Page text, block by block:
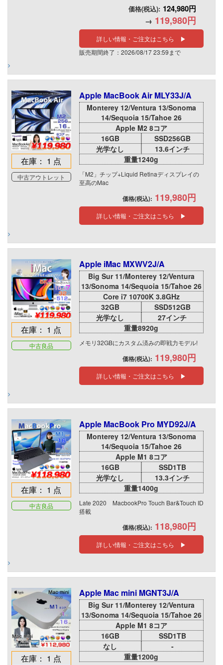
価格(税込): 124,980円
→ 119,980円
詳しい情報・ご注文はこちら ▶
販売期間終了：2026/08/17 23:59まで
在庫： 1 点
中古アウトレット
Apple MacBook Air MLY33J/A
Monterey 12/Ventura 13/Sonoma
14/Sequoia 15/Tahoe 26
Apple M2 8コア
16GB
SSD256GB
光学なし
13.6インチ
重量1240g
「M2」チップ+Liquid Retinaディスプレイの
至高のMac
価格(税込): 119,980円
詳しい情報・ご注文はこちら ▶
在庫： 1 点
中古良品
Apple iMac MXWV2J/A
Big Sur 11/Monterey 12/Ventura
13/Sonoma 14/Sequoia 15/Tahoe 26
Core i7 10700K 3.8GHz
32GB
SSD512GB
光学なし
27インチ
重量8920g
メモリ32GBにカスタム済みの即戦力モデル!
価格(税込): 119,980円
詳しい情報・ご注文はこちら ▶
在庫： 1 点
中古良品
Apple MacBook Pro MYD92J/A
Monterey 12/Ventura 13/Sonoma
14/Sequoia 15/Tahoe 26
Apple M1 8コア
16GB
SSD1TB
光学なし
13.3インチ
重量1400g
Late 2020 MacbookPro Touch Bar&Touch ID
搭載
価格(税込): 118,980円
詳しい情報・ご注文はこちら ▶
在庫： 1 点
Apple Mac mini MGNT3J/A
Big Sur 11/Monterey 12/Ventura
13/Sonoma 14/Sequoia 15/Tahoe 26
Apple M1 8コア
16GB
SSD1TB
なし
-
重量1200g